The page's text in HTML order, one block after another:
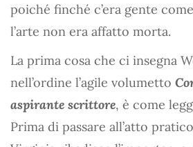
poiché finché c’era gente
l’arte non era affatto morta.
La prima cosa che ci insegna
nell’ordine l’agile volumetto
aspirante scrittore, è come
Prima di passare all’atto